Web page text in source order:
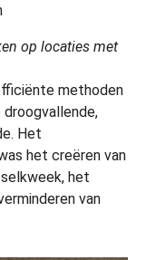
op locaties met
methoden
Het
het creëren van
het
van